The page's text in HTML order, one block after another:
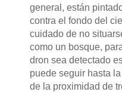
general, están
contra el fondo del
cuidado de no
como un bosque,
dron sea detectado
puede seguir hasta
de la proximidad de